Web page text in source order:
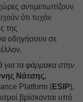
αντιμετωπίζουν
ότι τυχόν
της
οδηγήσουν σε
τα φάρμακα στην
Νάτσης,
Platform (ESIP),
βρίσκονται υπό